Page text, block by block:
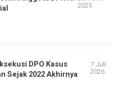
2025
DPO Kasus
Sejak 2022 Akhirnya
7 Juli
2026